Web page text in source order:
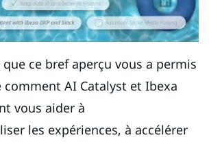
ce bref aperçu vous a permis
comment AI Catalyst et Ibexa
vous aider à
les expériences, à accélérer